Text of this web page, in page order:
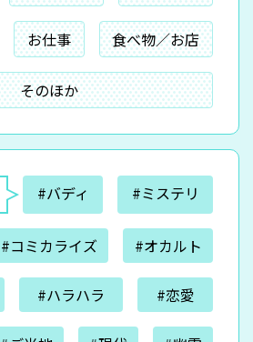
お仕事 食べ物／お店
そのほか
#バディ #ミステリ
#コミカライズ #オカルト
#ハラハラ #恋愛